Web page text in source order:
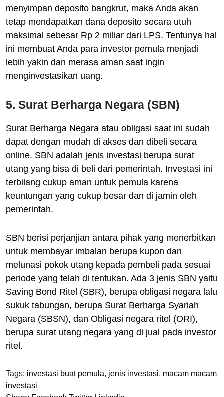
menyimpan deposito bangkrut, maka Anda akan
tetap mendapatkan dana deposito secara utuh
maksimal sebesar Rp 2 miliar dari LPS. Tentunya hal
ini membuat Anda para investor pemula menjadi
lebih yakin dan merasa aman saat ingin
menginvestasikan uang.
5. Surat Berharga Negara (SBN)
Surat Berharga Negara atau obligasi saat ini sudah
dapat dengan mudah di akses dan dibeli secara
online. SBN adalah jenis investasi berupa surat
utang yang bisa di beli dari pemerintah. Investasi ini
terbilang cukup aman untuk pemula karena
keuntungan yang cukup besar dan di jamin oleh
pemerintah.
SBN berisi perjanjian antara pihak yang menerbitkan
untuk membayar imbalan berupa kupon dan
melunasi pokok utang kepada pembeli pada sesuai
periode yang telah di tentukan. Ada 3 jenis SBN yaitu
Saving Bond Ritel (SBR), berupa obligasi negara lalu
sukuk tabungan, berupa Surat Berharga Syariah
Negara (SBSN), dan Obligasi negara ritel (ORI),
berupa surat utang negara yang di jual pada investor
ritel.
Tags: investasi buat pemula, jenis investasi, macam macam
investasi